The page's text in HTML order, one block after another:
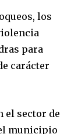
los
para
carácter
el sector de
municipio